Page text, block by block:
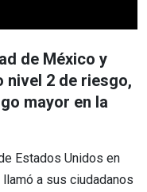
de México y
nivel 2 de riesgo,
mayor en la
Estados Unidos en
a sus ciudadanos